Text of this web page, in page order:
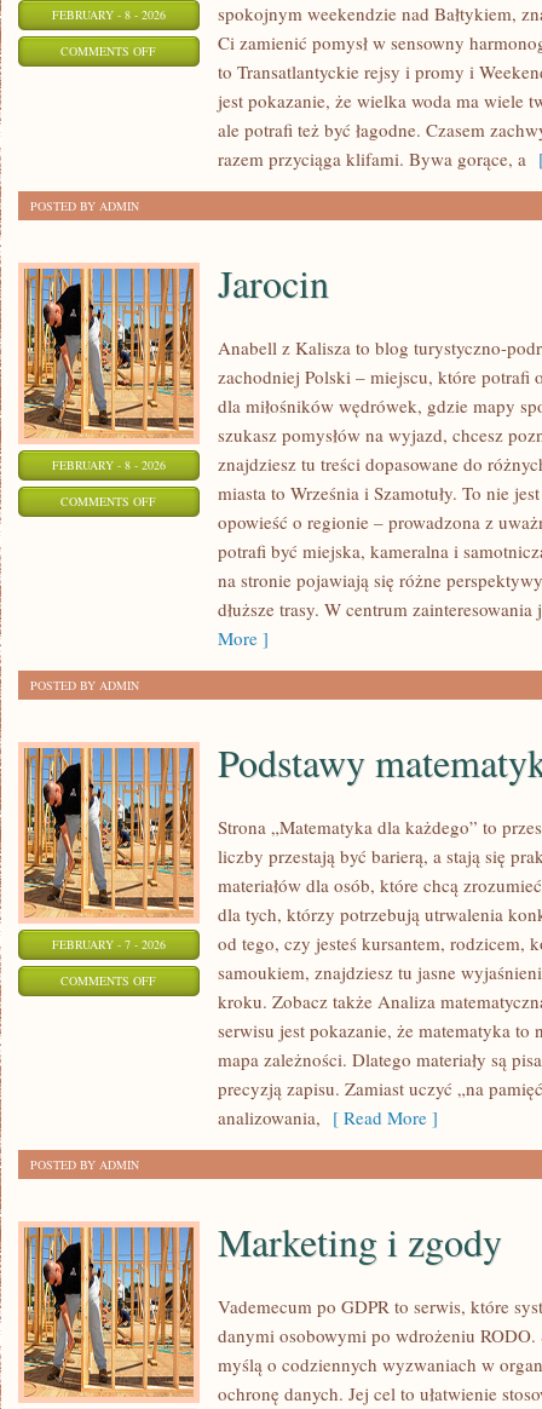
FEBRUARY - 8 - 2026
COMMENTS OFFON
LUKSUSOWE
spokojnym weekendzie nad Bałtykiem,
Ci zamienić pomysł w sensowny
to Transatlantyckie rejsy i promy i
jest pokazanie, że wielka woda ma wiele
ale potrafi też być łagodne. Czasem
razem przyciąga klifami. Bywa gorące, a
POSTED BY ADMIN
FEBRUARY - 8 - 2026
COMMENTS OFFON
Jarocin
Anabell z Kalisza to blog turystyczno-
zachodniej Polski – miejscu, które potrafi
dla miłośników wędrówek, gdzie mapy
szukasz pomysłów na wyjazd, chcesz
znajdziesz tu treści dopasowane do
miasta to Września i Szamotuły. To nie
opowieść o regionie – prowadzona z
potrafi być miejska, kameralna i
na stronie pojawiają się różne
dłuższe trasy. W centrum
More ]
POSTED BY ADMIN
FEBRUARY - 7 - 2026
COMMENTS OFFON
PODSTAWY
MATEMATYKI
Podstawy
Strona „Matematyka dla każdego” to
liczby przestają być barierą, a stają się
materiałów dla osób, które chcą
dla tych, którzy potrzebują utrwalenia
od tego, czy jesteś kursantem, rodzicem,
samoukiem, znajdziesz tu jasne
kroku. Zobacz także Analiza
serwisu jest pokazanie, że matematyka
mapa zależności. Dlatego materiały są
precyzją zapisu. Zamiast uczyć „na
analizowania, [ Read More ]
POSTED BY ADMIN
Marketing i zgody
Vademecum po GDPR to serwis, które
danymi osobowymi po wdrożeniu RODO.
myślą o codziennych wyzwaniach w
ochronę danych. Jej cel to ułatwienie